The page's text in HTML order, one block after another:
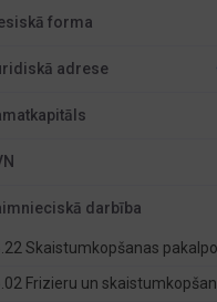
forma
adrese
darbība
Skaistumkopšanas
Frizieru un